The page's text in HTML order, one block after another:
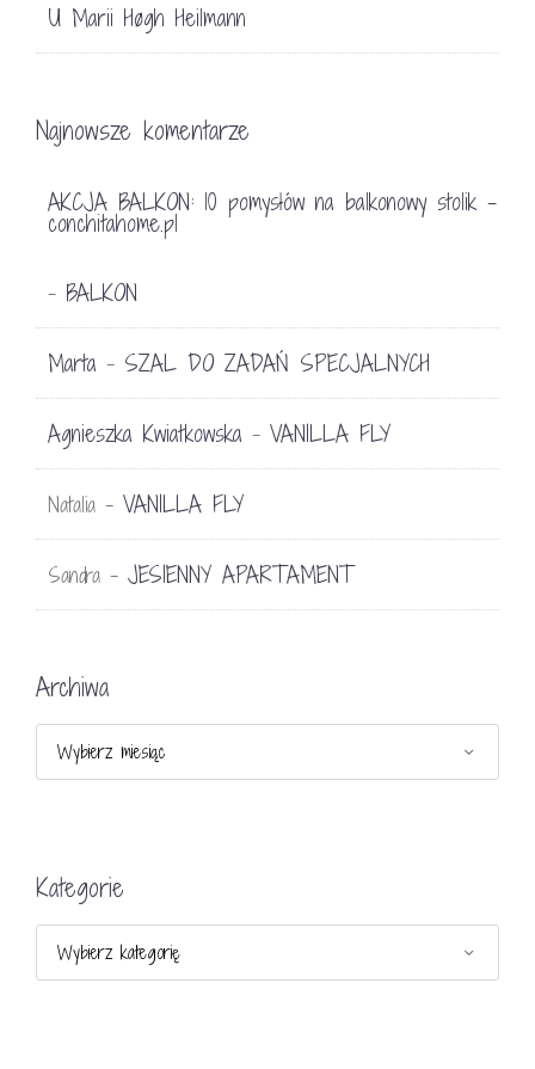
U Marii Høgh Heilmann
Najnowsze komentarze
AKCJA BALKON: 10 pomysłów na balkonowy stolik -
conchitahome.pl
- BALKON
Marta - SZAL DO ZADAŃ SPECJALNYCH
Agnieszka Kwiatkowska - VANILLA FLY
Natalia - VANILLA FLY
Sandra - JESIENNY APARTAMENT
Archiwa
Kategorie